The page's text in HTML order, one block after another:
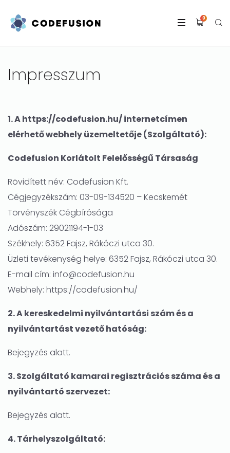
0
Impresszum
1. A https://codefusion.hu/ internetcímen
elérhető webhely üzemeltetője (Szolgáltató):
Codefusion Korlátolt Felelősségű Társaság
Rövidített név: Codefusion Kft.
Cégjegyzékszám: 03-09-134520 – Kecskemét
Törvényszék Cégbírósága
Adószám: 29021194-1-03
Székhely: 6352 Fajsz, Rákóczi utca 30.
Üzleti tevékenység helye: 6352 Fajsz, Rákóczi utca 30.
E-mail cím: info@codefusion.hu
Webhely: https://codefusion.hu/
2. A kereskedelmi nyilvántartási szám és a
nyilvántartást vezető hatóság:
Bejegyzés alatt.
3. Szolgáltató kamarai regisztrációs száma és a
nyilvántartó szervezet:
Bejegyzés alatt.
4. Tárhelyszolgáltató: